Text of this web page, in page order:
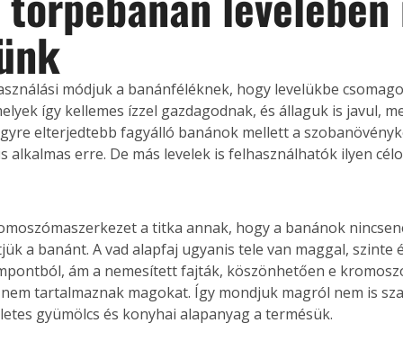
módjuk a banánféléknek, hogy levelükbe
így kellemes ízzel gazdagodnak, és állaguk is javul,
elterjedtebb fagyálló banánok mellett a
alkalmas erre. De más levelek is felhasználhatók ilyen
a titka annak, hogy a banánok
a banánt. A vad alapfaj ugyanis tele van maggal,
ám a nemesített fajták, köszönhetően e
tartalmaznak magokat. Így mondjuk magról nem is
gyümölcs és konyhai alapanyag a termésük.